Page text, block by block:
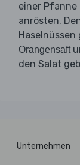
einer Pfanne
anrösten.
Haselnüssen
Orangensaft
den Salat
Unternehmen